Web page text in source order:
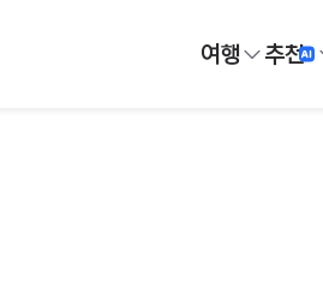
여행 추천